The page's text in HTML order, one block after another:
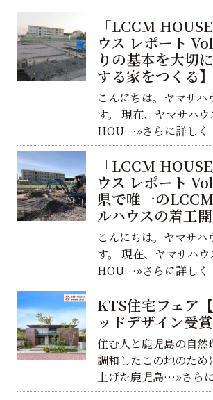
「LCCM
ウス レポート
りの基本を大切
する家をつくる】
こんにちは。ヤマサハ
す。 現在、ヤマサハ
HOU…»さらに詳しく
「LCCM
ウス レポート
県で唯一の
ルハウスの着工開
こんにちは。ヤマサハ
す。 現在、ヤマサハ
HOU…»さらに詳しく
KTS住宅フェア
ッドデザイン受賞
住む人と鹿児島の自然
調和したこの地のため
上げた鹿児島…»さら